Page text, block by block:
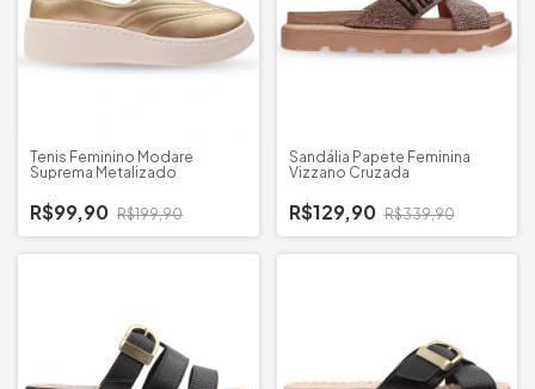
Tenis Feminino Modare
Suprema Metalizado
R$99,90 R$199,90
Sandália Papete Feminina
Vizzano Cruzada
R$129,90 R$339,90